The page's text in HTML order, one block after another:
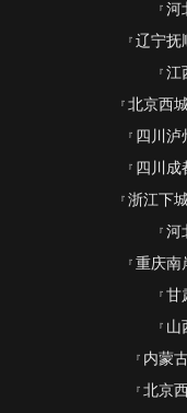
河
辽宁抚
江
北京西
四川泸
四川成
浙江下
河
重庆南
甘
山
内蒙
北京